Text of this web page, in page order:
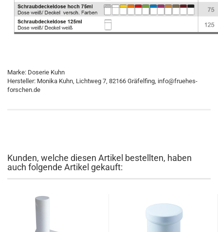
Marke: Doserie Kuhn
Hersteller: Monika Kuhn, Lichtweg 7, 82166 Gräfelfing, info@fruehes-
forschen.de
Kunden, welche diesen Artikel bestellten, haben
auch folgende Artikel gekauft: